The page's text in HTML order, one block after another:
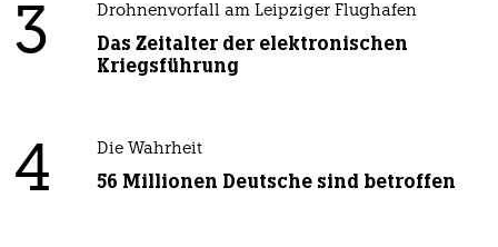
3 Drohnenvorfall am Leipziger Flughafen
Das Zeitalter der elektronischen
Kriegsführung
4 Die Wahrheit
56 Millionen Deutsche sind betroffen